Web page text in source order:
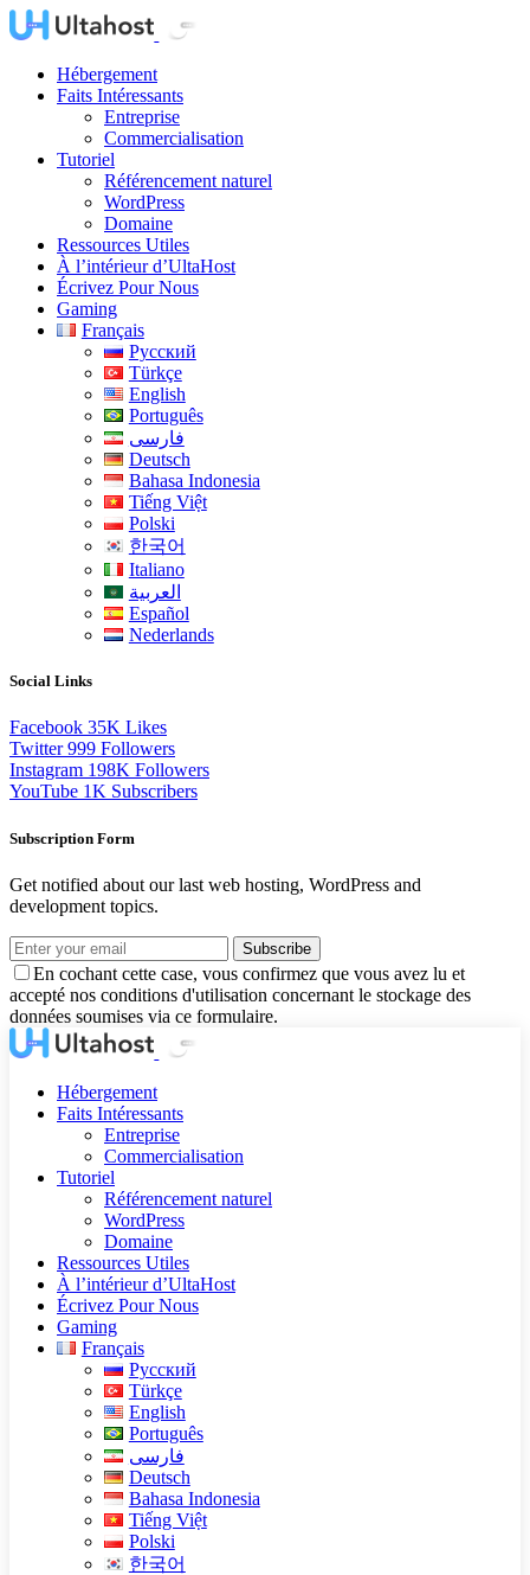
Hébergement
Faits Intéressants
Entreprise
Commercialisation
Tutoriel
Référencement naturel
WordPress
Domaine
Ressources Utiles
À l’intérieur d’UltaHost
Écrivez Pour Nous
Gaming
Français
Русский
Türkçe
English
Português
فارسی
Deutsch
Bahasa Indonesia
Tiếng Việt
Polski
한국어
Italiano
العربية
Español
Nederlands
Social Links
Facebook 35K Likes
Twitter 999 Followers
Instagram 198K Followers
YouTube 1K Subscribers
Subscription Form
Get notified about our last web hosting, WordPress and
development topics.
Subscribe
En cochant cette case, vous confirmez que vous avez lu et
accepté nos conditions d'utilisation concernant le stockage des
données soumises via ce formulaire.
Hébergement
Faits Intéressants
Entreprise
Commercialisation
Tutoriel
Référencement naturel
WordPress
Domaine
Ressources Utiles
À l’intérieur d’UltaHost
Écrivez Pour Nous
Gaming
Français
Русский
Türkçe
English
Português
فارسی
Deutsch
Bahasa Indonesia
Tiếng Việt
Polski
한국어